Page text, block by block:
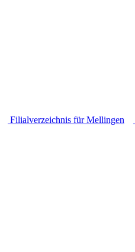
Filialverzeichnis für Mellingen